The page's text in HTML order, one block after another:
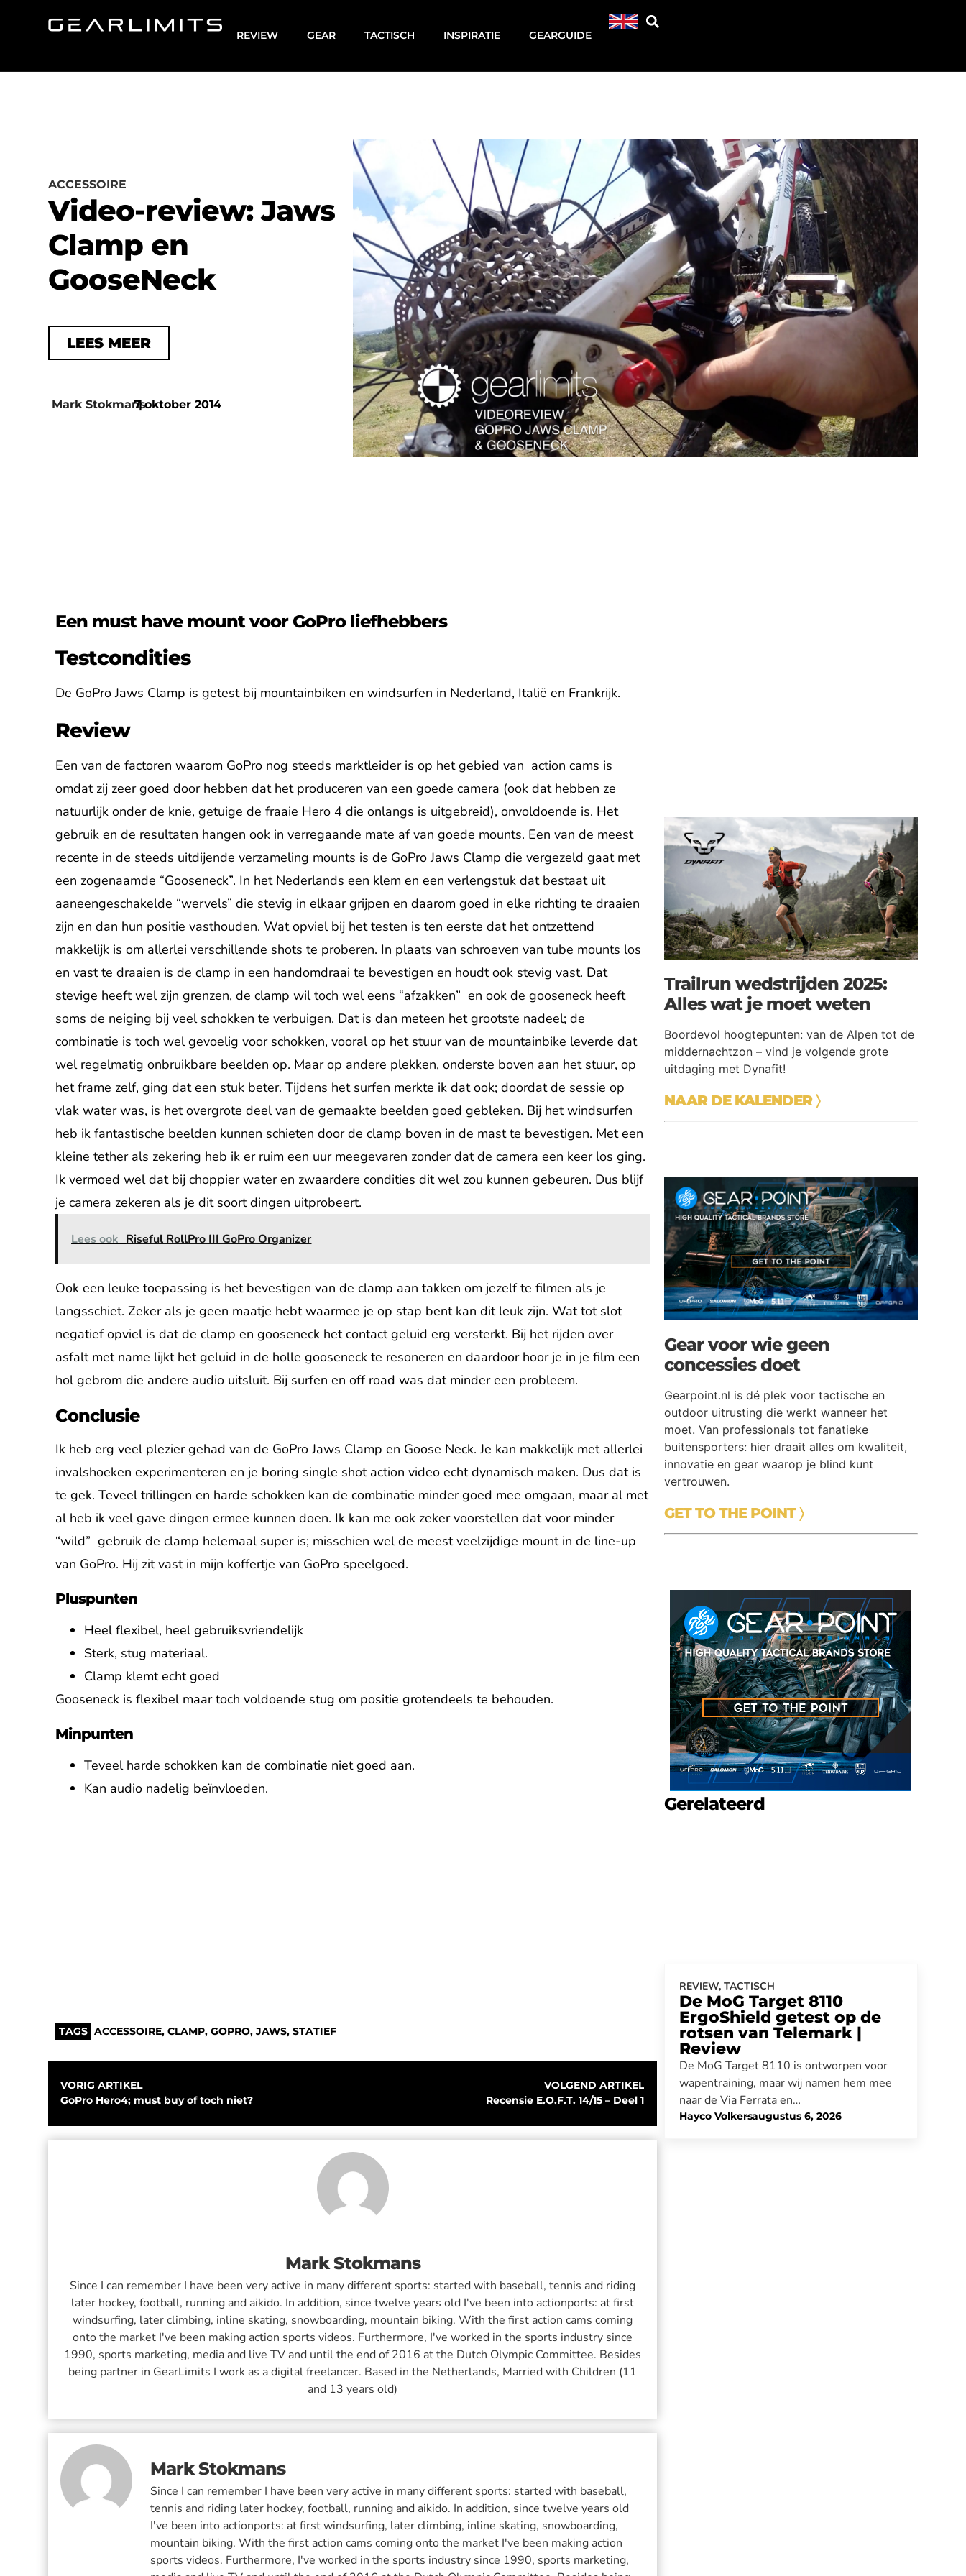
REVIEW GEAR TACTISCH INSPIRATIE GEARGUIDE
ACCESSOIRE
Video-review: Jaws
Clamp en
GooseNeck
LEES MEER
Mark Stokmans
|
7 oktober 2014
Een must have mount voor GoPro liefhebbers
Testcondities
De GoPro Jaws Clamp is getest bij mountainbiken en windsurfen in Nederland, Italië en Frankrijk.
Review
Een van de factoren waarom GoPro nog steeds marktleider is op het gebied van action cams is
omdat zij zeer goed door hebben dat het produceren van een goede camera (ook dat hebben ze
natuurlijk onder de knie, getuige de fraaie Hero 4 die onlangs is uitgebreid), onvoldoende is. Het
gebruik en de resultaten hangen ook in verregaande mate af van goede mounts. Een van de meest
recente in de steeds uitdijende verzameling mounts is de GoPro Jaws Clamp die vergezeld gaat met
een zogenaamde “Gooseneck”. In het Nederlands een klem en een verlengstuk dat bestaat uit
aaneengeschakelde “wervels” die stevig in elkaar grijpen en daarom goed in elke richting te draaien
zijn en dan hun positie vasthouden. Wat opviel bij het testen is ten eerste dat het ontzettend
makkelijk is om allerlei verschillende shots te proberen. In plaats van schroeven van tube mounts los
en vast te draaien is de clamp in een handomdraai te bevestigen en houdt ook stevig vast. Dat
stevige heeft wel zijn grenzen, de clamp wil toch wel eens “afzakken” en ook de gooseneck heeft
soms de neiging bij veel schokken te verbuigen. Dat is dan meteen het grootste nadeel; de
combinatie is toch wel gevoelig voor schokken, vooral op het stuur van de mountainbike leverde dat
wel regelmatig onbruikbare beelden op. Maar op andere plekken, onderste boven aan het stuur, op
het frame zelf, ging dat een stuk beter. Tijdens het surfen merkte ik dat ook; doordat de sessie op
vlak water was, is het overgrote deel van de gemaakte beelden goed gebleken. Bij het windsurfen
heb ik fantastische beelden kunnen schieten door de clamp boven in de mast te bevestigen. Met een
kleine tether als zekering heb ik er ruim een uur meegevaren zonder dat de camera een keer los ging.
Ik vermoed wel dat bij choppier water en zwaardere condities dit wel zou kunnen gebeuren. Dus blijf
je camera zekeren als je dit soort dingen uitprobeert.
Lees ook Riseful RollPro III GoPro Organizer
Ook een leuke toepassing is het bevestigen van de clamp aan takken om jezelf te filmen als je
langsschiet. Zeker als je geen maatje hebt waarmee je op stap bent kan dit leuk zijn. Wat tot slot
negatief opviel is dat de clamp en gooseneck het contact geluid erg versterkt. Bij het rijden over
asfalt met name lijkt het geluid in de holle gooseneck te resoneren en daardoor hoor je in je film een
hol gebrom die andere audio uitsluit. Bij surfen en off road was dat minder een probleem.
Conclusie
Ik heb erg veel plezier gehad van de GoPro Jaws Clamp en Goose Neck. Je kan makkelijk met allerlei
invalshoeken experimenteren en je boring single shot action video echt dynamisch maken. Dus dat is
te gek. Teveel trillingen en harde schokken kan de combinatie minder goed mee omgaan, maar al met
al heb ik veel gave dingen ermee kunnen doen. Ik kan me ook zeker voorstellen dat voor minder
“wild” gebruik de clamp helemaal super is; misschien wel de meest veelzijdige mount in de line-up
van GoPro. Hij zit vast in mijn koffertje van GoPro speelgoed.
Pluspunten
Heel flexibel, heel gebruiksvriendelijk
Sterk, stug materiaal.
Clamp klemt echt goed
Gooseneck is flexibel maar toch voldoende stug om positie grotendeels te behouden.
Minpunten
Teveel harde schokken kan de combinatie niet goed aan.
Kan audio nadelig beïnvloeden.
TAGS ACCESSOIRE,CLAMP,GOPRO,JAWS,STATIEF
VORIG ARTIKEL
GoPro Hero4; must buy of toch niet?
VOLGEND ARTIKEL
Recensie E.O.F.T. 14/15 – Deel 1
Mark Stokmans
Since I can remember I have been very active in many different sports: started with baseball, tennis and riding
later hockey, football, running and aikido. In addition, since twelve years old I've been into actionports: at first
windsurfing, later climbing, inline skating, snowboarding, mountain biking. With the first action cams coming
onto the market I've been making action sports videos. Furthermore, I've worked in the sports industry since
1990, sports marketing, media and live TV and until the end of 2016 at the Dutch Olympic Committee. Besides
being partner in GearLimits I work as a digital freelancer. Based in the Netherlands, Married with Children (11
and 13 years old)
Mark Stokmans
Since I can remember I have been very active in many different sports: started with baseball,
tennis and riding later hockey, football, running and aikido. In addition, since twelve years old
I've been into actionports: at first windsurfing, later climbing, inline skating, snowboarding,
mountain biking. With the first action cams coming onto the market I've been making action
sports videos. Furthermore, I've worked in the sports industry since 1990, sports marketing,
Trailrun wedstrijden 2025:
Alles wat je moet weten
Boordevol hoogtepunten: van de Alpen tot de
middernachtzon – vind je volgende grote
uitdaging met Dynafit!
NAAR DE KALENDER〉
Gear voor wie geen
concessies doet
Gearpoint.nl is dé plek voor tactische en
outdoor uitrusting die werkt wanneer het
moet. Van professionals tot fanatieke
buitensporters: hier draait alles om kwaliteit,
innovatie en gear waarop je blind kunt
vertrouwen.
GET TO THE POINT 〉
Gerelateerd
REVIEW, TACTISCH
De MoG Target 8110
ErgoShield getest op de
rotsen van Telemark |
Review
De MoG Target 8110 is ontworpen voor
wapentraining, maar wij namen hem mee
naar de Via Ferrata en…
Hayco Volkers
- augustus 6, 2026